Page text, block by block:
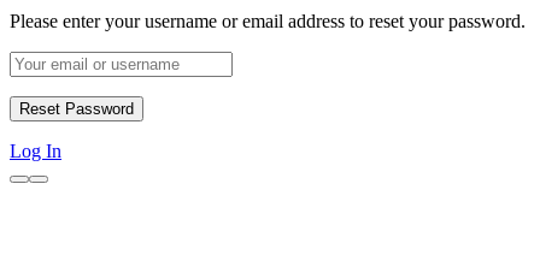
Please enter your username or email address to reset your password.
Log In